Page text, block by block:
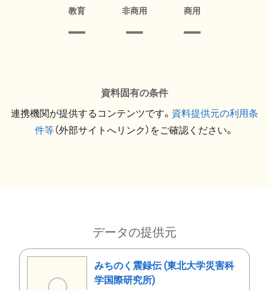
教育 非商用 商用
資料固有の条件
連携機関が提供するコンテンツです。 資料提供元の利用条
件等（外部サイトへリンク）をご確認ください。
データの提供元
みちのく震録伝 (東北大学災害科
学国際研究所)